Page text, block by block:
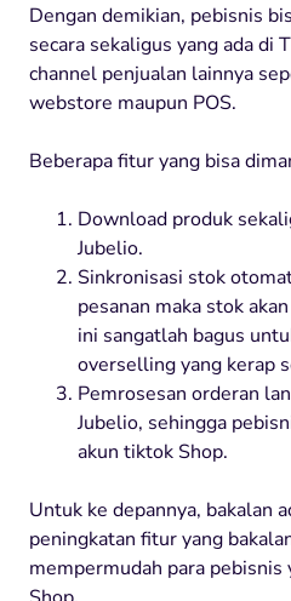
Dengan demikian, pebisnis
secara sekaligus yang ada di
channel penjualan lainnya
webstore maupun POS.
Beberapa fitur yang bisa
Download produk
Jubelio.
Sinkronisasi stok
pesanan maka stok
ini sangatlah bagus
overselling yang kerap
Pemrosesan orderan
Jubelio, sehingga
akun tiktok Shop.
Untuk ke depannya, bakalan
peningkatan fitur yang
mempermudah para